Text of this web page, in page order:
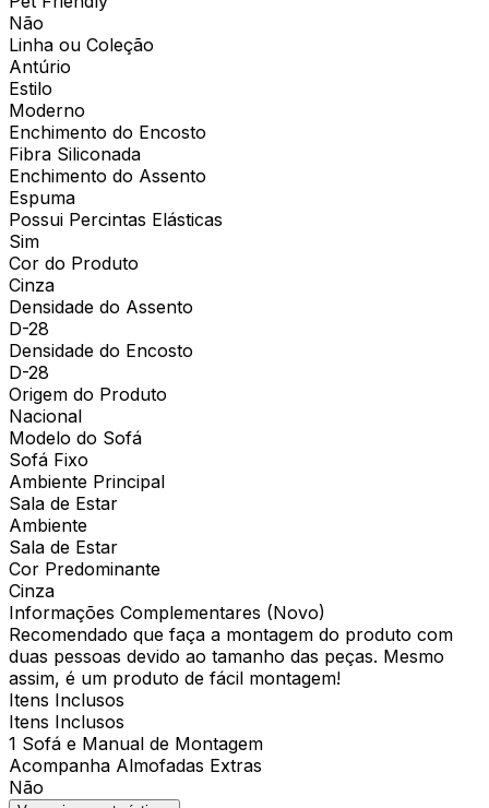
Não
Linha ou Coleção
Antúrio
Estilo
Moderno
Enchimento do Encosto
Fibra Siliconada
Enchimento do Assento
Espuma
Possui Percintas Elásticas
Sim
Cor do Produto
Cinza
Densidade do Assento
D-28
Densidade do Encosto
D-28
Origem do Produto
Nacional
Modelo do Sofá
Sofá Fixo
Ambiente Principal
Sala de Estar
Ambiente
Sala de Estar
Cor Predominante
Cinza
Informações Complementares (Novo)
Recomendado que faça a montagem do produto com
duas pessoas devido ao tamanho das peças. Mesmo
assim, é um produto de fácil montagem!
Itens Inclusos
Itens Inclusos
1 Sofá e Manual de Montagem
Acompanha Almofadas Extras
Não